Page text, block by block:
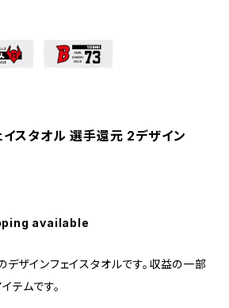
スタオル 選手還元 2デザイン
available
ザインフェイスタオルです。収益の一部
テムです。